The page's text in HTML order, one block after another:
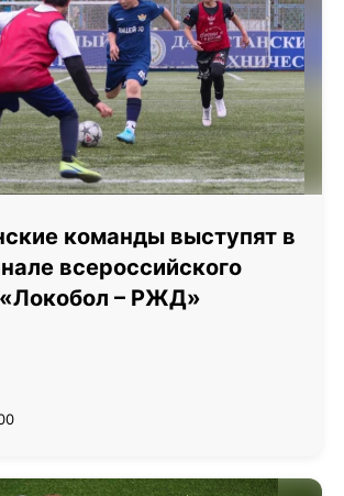
команды выступят в
всероссийского
– РЖД»